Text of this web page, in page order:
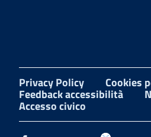
Privacy Policy Cookies
Feedback accessibilità
Accesso civico